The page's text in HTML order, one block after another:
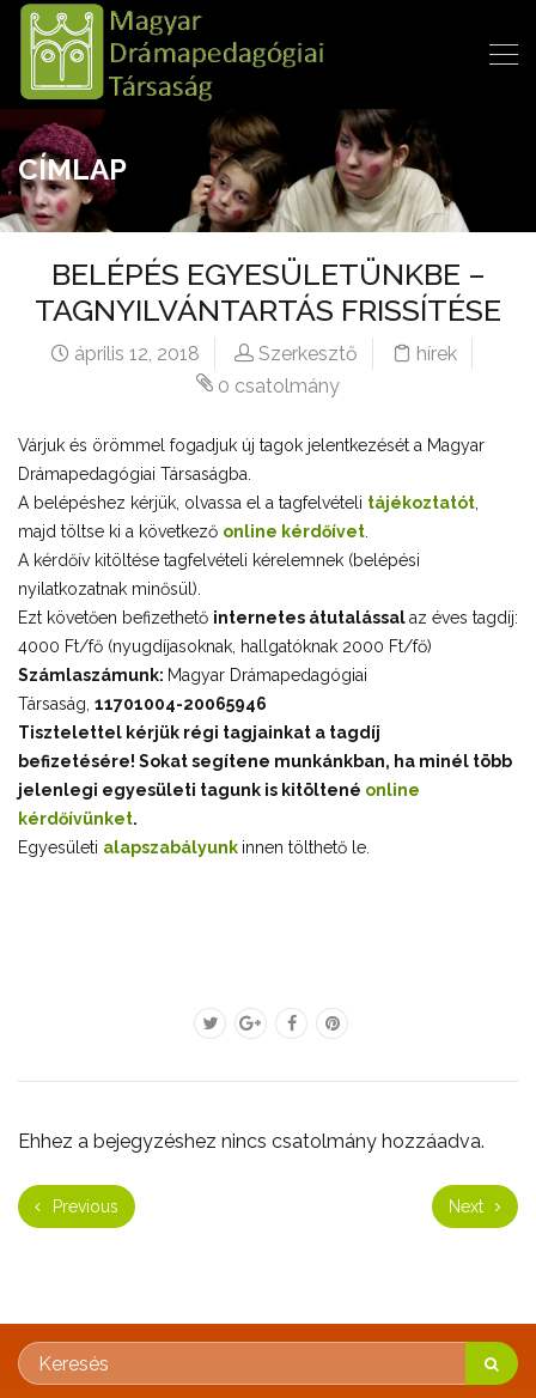
CÍMLAP
BELÉPÉS EGYESÜLETÜNKBE –
TAGNYILVÁNTARTÁS FRISSÍTÉSE
április 12, 2018 Szerkesztő
hírek
0 csatolmány
Várjuk és örömmel fogadjuk új tagok jelentkezését a Magyar
Drámapedagógiai Társaságba.
A belépéshez kérjük, olvassa el a tagfelvételi tájékoztatót
majd töltse ki a következő online kérdőívet
A kérdőív kitöltése tagfelvételi kérelemnek (belépési
nyilatkozatnak minősül).
Ezt követően befizethető internetes átutalássalaz éves tagdíj:
4000 Ft/fő (nyugdíjasoknak, hallgatóknak 2000 Ft/fő)
Számlaszámunk: Magyar Drámapedagógiai
Társaság, 11701004-20065946
Tisztelettel kérjük régi tagjainkat a tagdíj
befizetésére! Sokat segítene munkánkban, ha minél több
jelenlegi egyesületi tagunk is kitöltené online
kérdőívünket.
Egyesületi alapszabályunk innen tölthető le.
Ehhez a bejegyzéshez nincs csatolmány hozzáadva.
Previous Next